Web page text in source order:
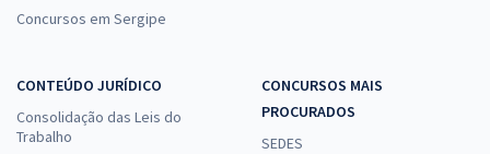
Concursos em Sergipe
CONTEÚDO JURÍDICO
Consolidação das Leis do
Trabalho
CONCURSOS MAIS
PROCURADOS
SEDES